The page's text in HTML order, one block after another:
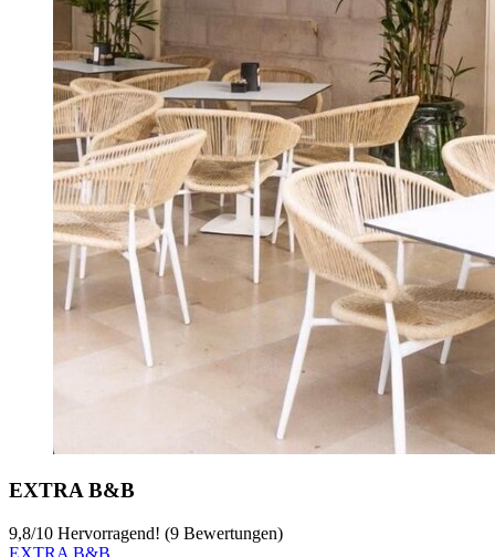
EXTRA B&B
9,8/10 Hervorragend! (9 Bewertungen)
EXTRA B&B